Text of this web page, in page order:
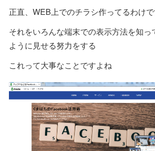
正直、WEB上でのチラシ作ってるわけで
それをいろんな端末での表示方法を知っ
ように見せる努力をする
これって大事なことですよね